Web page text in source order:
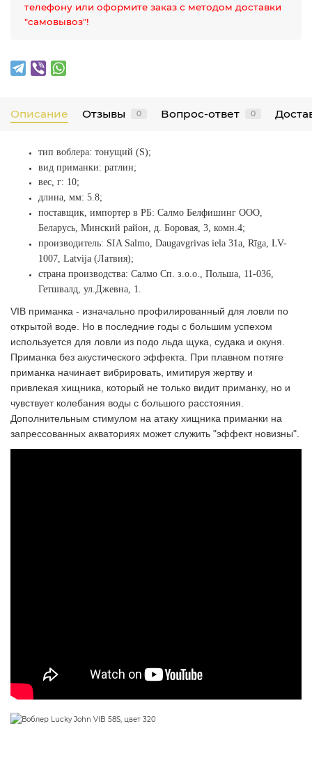
телефону или оформите заказ с методом доставки
"самовывоз"!
Описание Отзывы 0 Вопрос-ответ 0
тип воблера: тонущий (S);
вид приманки: ратлин;
вес, г: 10;
длина, мм: 5.8;
поставщик, импортер в РБ: Салмо Белфишинг ООО,
Беларусь, Минский район, д. Боровая, 3, комн.4;
производитель: SIA Salmo, Daugavgrivas iela 31a, Rīga, LV-
1007, Latvija (Латвия);
страна производства: Салмо Сп. з.о.о., Польша, 11-036,
Гетшвалд, ул.Джевна, 1.
VIB приманка - изначально профилированный для ловли по
открытой воде. Но в последние годы с большим успехом
используется для ловли из подо льда щука, судака и окуня.
Приманка без акустического эффекта. При плавном потяге
приманка начинает вибрировать, имитируя жертву и
привлекая хищника, который не только видит приманку, но и
чувствует колебания воды с большого расстояния.
Дополнительным стимулом на атаку хищника приманки на
запрессованных акваториях может служить "эффект новизны".